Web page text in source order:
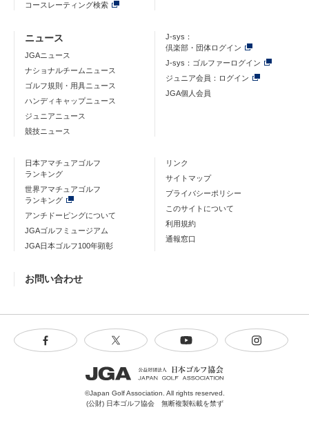
コースレーティング検索
ニュース
JGAニュース
ナショナルチームニュース
ゴルフ規則・用具ニュース
ハンディキャップニュース
ジュニアニュース
競技ニュース
J-sys：
倶楽部・団体ログイン
J-sys：ゴルファーログイン
ジュニア会員：ログイン
JGA個人会員
日本アマチュアゴルフ
ランキング
世界アマチュアゴルフ
ランキング
アンチドーピングについて
JGAゴルフミュージアム
JGA日本ゴルフ100年顕彰
リンク
サイトマップ
プライバシーポリシー
このサイトについて
利用規約
通報窓口
お問い合わせ
©Japan Golf Association. All rights reserved.
(公財) 日本ゴルフ協会 無断複製転載を禁ず